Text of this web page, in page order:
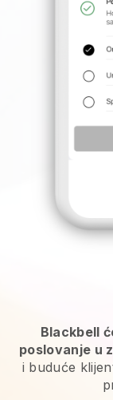
Blackbell
poslovanje u
i buduće